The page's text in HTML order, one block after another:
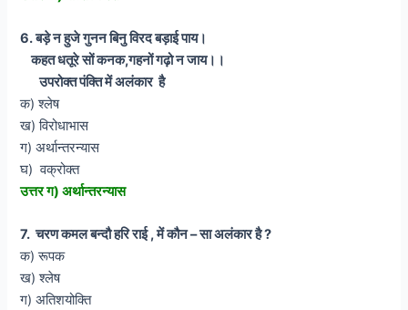
6. बड़े न हुजे गुनन बिनु विरद बड़ाई पाय।
कहत धतूरे सों कनक,गहनों गढ़ो न जाय।।
उपरोक्त पंक्ति में अलंकार है
क) श्लेष
ख) विरोधाभास
ग) अर्थान्तरन्यास
घ) वक्रोक्त
उत्तर ग) अर्थान्तरन्यास
7. चरण कमल बन्दौ हरि राई , में कौन – सा अलंकार है ?
क) रूपक
ख) श्लेष
ग) अतिशयोक्ति